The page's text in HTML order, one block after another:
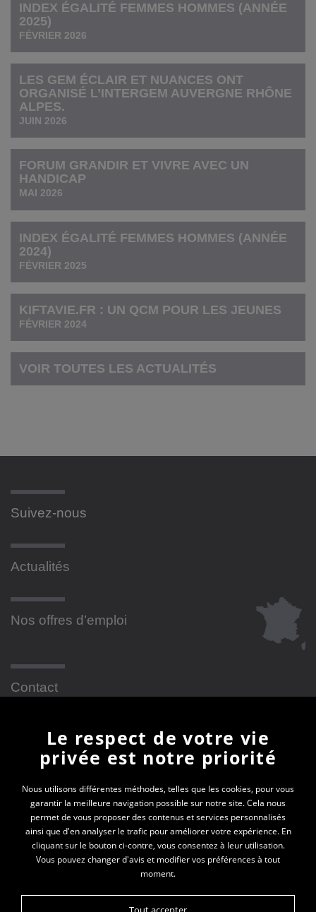
INDEX ÉGALITÉ FEMMES HOMMES (ANNÉE
2025)
FÉVRIER 2026
LES GEM ÉCLAIR ET NUANCES ONT
ORGANISÉ L’INTERGEM AUVERGNE RHÔNE
ALPES.
JUIN 2026
FORUM GRANDIR ET VIVRE AVEC UN
HANDICAP
MAI 2026
INDEX ÉGALITÉ FEMMES HOMMES (ANNÉE
2024)
FÉVRIER 2025
KIFTAVIE.FR : UN QCM POUR LES JEUNES
FÉVRIER 2024
VOIR TOUTES LES ACTUALITÉS
Suivez-nous
Actualités
Nos offres d’emploi
Contact
Newsletter
En vous inscrivant à la newsletter, vous recevrez
toutes les actualités des PEP SRA
Votre e-mail*
Le respect de votre vie
privée est notre priorité
Nous utilisons différentes méthodes, telles que les cookies, pour vous
garantir la meilleure navigation possible sur notre site. Cela nous
permet de vous proposer des contenus et services personnalisés
ainsi que d'en analyser le trafic pour améliorer votre expérience. En
cliquant sur le bouton ci-contre, vous consentez à leur utilisation.
Vous pouvez changer d'avis et modifier vos préférences à tout
moment.